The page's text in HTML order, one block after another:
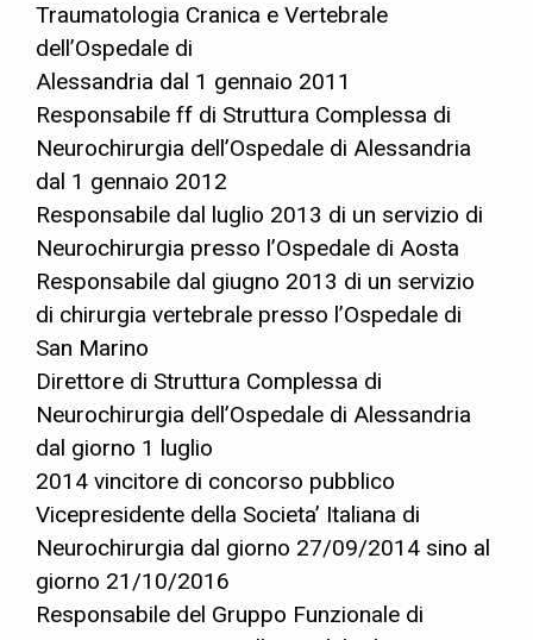
Traumatologia Cranica e Vertebrale
dell’Ospedale di
Alessandria dal 1 gennaio 2011
Responsabile ff di Struttura Complessa di
Neurochirurgia dell’Ospedale di Alessandria
dal 1 gennaio 2012
Responsabile dal luglio 2013 di un servizio di
Neurochirurgia presso l’Ospedale di Aosta
Responsabile dal giugno 2013 di un servizio
di chirurgia vertebrale presso l’Ospedale di
San Marino
Direttore di Struttura Complessa di
Neurochirurgia dell’Ospedale di Alessandria
dal giorno 1 luglio
2014 vincitore di concorso pubblico
Vicepresidente della Societa’ Italiana di
Neurochirurgia dal giorno 27/09/2014 sino al
giorno 21/10/2016
Responsabile del Gruppo Funzionale di